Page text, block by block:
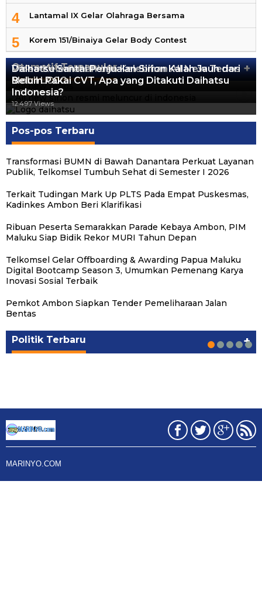
4 Lantamal IX Gelar Olahraga Bersama
5 Korem 151/Binaiya Gelar Body Contest
Otomotif Terpopuler +
Video Kelemahan dan Kelebihan All New Terios
13.420 Views
Daihatsu Santai Penjualan Sirion Kalah Jauh dari
Mobil LCGC
12.557 Views
Belum Pakai CVT, Apa yang Ditakuti Daihatsu
Indonesia?
12.497 Views
Pos-pos Terbaru
Transformasi BUMN di Bawah Danantara Perkuat Layanan
Publik, Telkomsel Tumbuh Sehat di Semester I 2026
Terkait Tudingan Mark Up PLTS Pada Empat Puskesmas,
Kadinkes Ambon Beri Klarifikasi
Ribuan Peserta Semarakkan Parade Kebaya Ambon, PIM
Maluku Siap Bidik Rekor MURI Tahun Depan
Telkomsel Gelar Offboarding & Awarding Papua Maluku
Digital Bootcamp Season 3, Umumkan Pemenang Karya
Inovasi Sosial Terbaik
Pemkot Ambon Siapkan Tender Pemeliharaan Jalan
Bentas
Politik Terbaru +
Michael Wattimena : Blok Masela Mulai
Politik | Juni 24, 2026
Putra Maluku Pimpin Penegakan Hukum ESDM,
Politik | Juni 24, 2026
Milad ke-24 PKS Maluku, Ratusan Warga
Politik | Mei 17, 2026
PKS Targetkan Peningkatan Kursi Legislatif
Politik | Agustus 24, 2025
Gubernur Maluku Harap PKS Terus
Politik | Agustus 24, 2025
MARINYO.COM